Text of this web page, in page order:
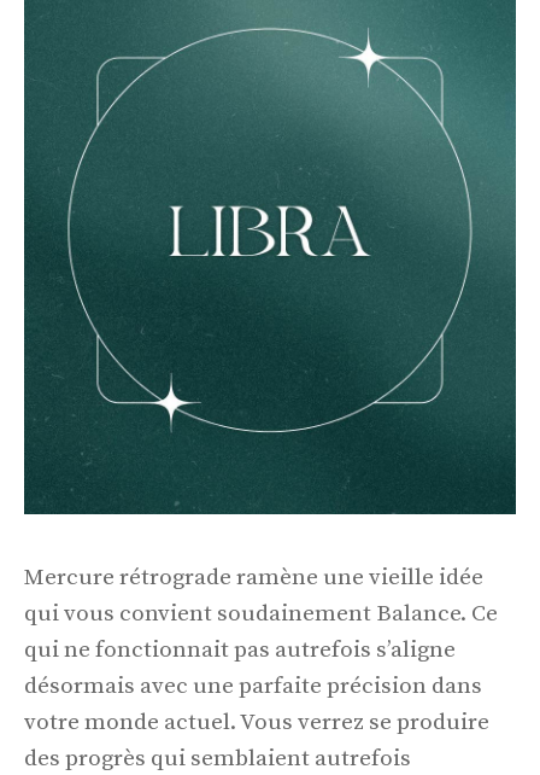
Mercure rétrograde ramène une vieille idée
qui vous convient soudainement Balance. Ce
qui ne fonctionnait pas autrefois s’aligne
désormais avec une parfaite précision dans
votre monde actuel. Vous verrez se produire
des progrès qui semblaient autrefois